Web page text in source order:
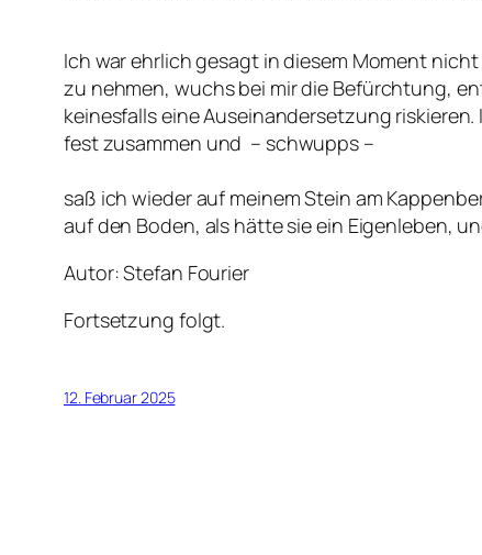
Ich war ehrlich gesagt in diesem Moment
zu nehmen, wuchs bei mir die Befürchtung,
keinesfalls eine Auseinandersetzung
fest zusammen und – schwupps –
saß ich wieder auf meinem Stein am
auf den Boden, als hätte sie ein Eigenleben,
Autor: Stefan Fourier
Fortsetzung folgt.
12. Februar 2025